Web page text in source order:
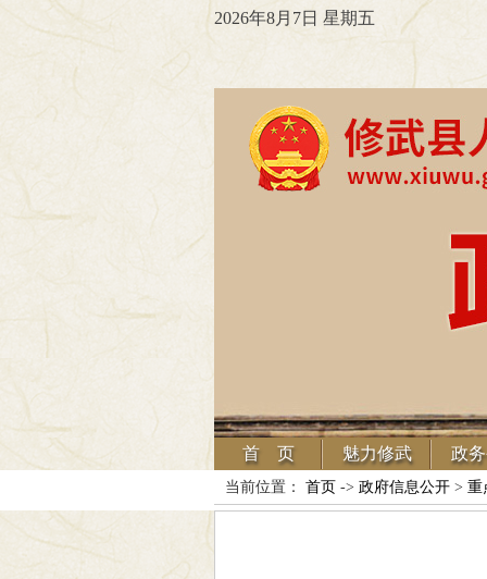
2026年8月7日 星期五
首 页 魅力修武 政
当前位置： 首页 -> 政府信息公开> 重